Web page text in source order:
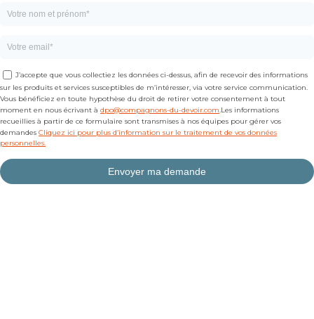
J’accepte que vous collectiez les données ci-dessus, afin de recevoir des informations
sur les produits et services susceptibles de m’intéresser, via votre service communication.
Vous bénéficiez en toute hypothèse du droit de retirer votre consentement à tout
moment en nous écrivant à dpo@compagnons-du-devoir.com.Les informations
recueillies à partir de ce formulaire sont transmises à nos équipes pour gérer vos
demandes Cliquez ici pour plus d’information sur le traitement de vos données
personnelles.
Envoyer ma demande